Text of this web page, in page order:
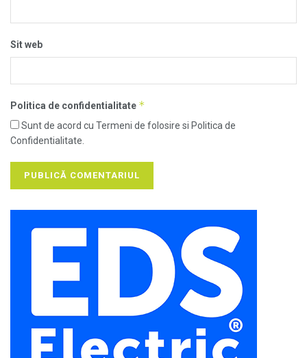
Sit web
Politica de confidentialitate *
Sunt de acord cu Termeni de folosire si Politica de
Confidentialitate.